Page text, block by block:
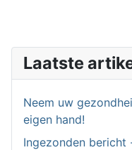
Laatste
Neem uw
eigen hand!
Ingezonden